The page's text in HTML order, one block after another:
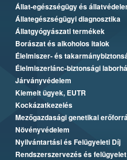
Állat-egészségügy és
Állategészségügyi diagnosztika
Állatgyógyászati termékek
Borászat és alkoholos italok
Élelmiszer- és
Élelmiszerlánc-biztonsági
Járványvédelem
Kiemelt ügyek, EUTR
Kockázatkezelés
Mezőgazdasági genetikai
Növényvédelem
Nyilvántartási és Felügyeleti Díj
Rendszerszervezés és felügyelet